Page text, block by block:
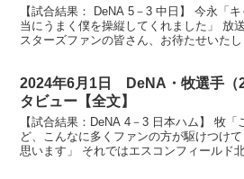
【試合結果： DeNA 5－3 中日】 今永「
当にうまく僕を操縦してくれました」 放
スターズファンの皆さん、お待たせいた
2024年6月1日 DeNA・牧選手（
タビュー【全文】
【試合結果：DeNA 4－3 日本ハム】 牧
ど、こんなに多くファンの方が駆けつけ
思います」 それではエスコンフィールド